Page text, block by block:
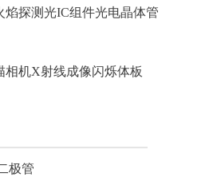
焰探测光IC组件光电晶体管
相机X射线成像闪烁体板
极管